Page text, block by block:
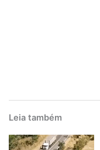
Leia também